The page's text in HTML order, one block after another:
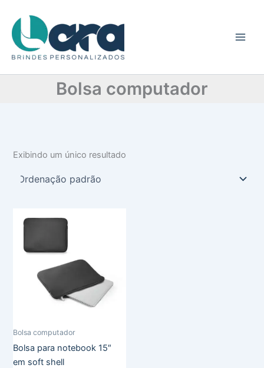
para
conteúdo
Bolsa computador
t
e
r
Exibindo um único resultado
Bolsa computador
Bolsa para notebook 15″
em soft shell